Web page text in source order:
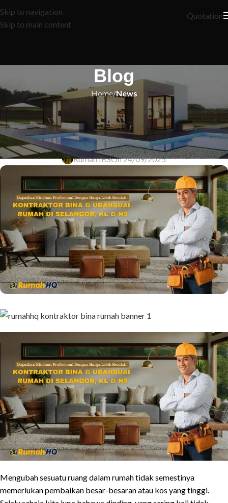
Skip to navigation
Skip to main content
Quotation
Blog
Home/News
NEWS
Transformasi Ruang: Inspirasi
Corak Dinding Memukau!
Rumah IBSOn 24/09/2025
Mengubah sesuatu ruang dalam rumah tidak semestinya
memerlukan pembaikan besar-besaran atau kos yang tinggi.